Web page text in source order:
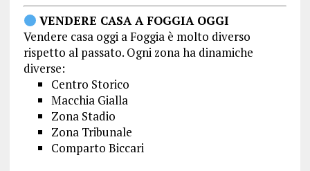
VENDERE CASA A FOGGIA OGGI
Vendere casa oggi a Foggia è molto diverso
rispetto al passato. Ogni zona ha dinamiche
diverse:
Centro Storico
Macchia Gialla
Zona Stadio
Zona Tribunale
Comparto Biccari